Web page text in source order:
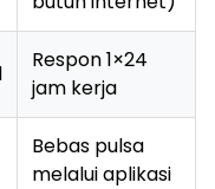
Respon 1×24
jam kerja
Bebas pulsa
melalui aplikasi